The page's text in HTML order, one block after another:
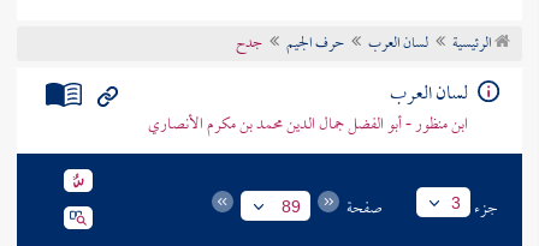
تراجم الأعلام
الرئيسية لسان العرب حرف الجيم جدح
لسان العرب
ابن منظور - أبو الفضل جمال الدين محمد بن مكرم الأنصاري
جزء 3 صفحة 89